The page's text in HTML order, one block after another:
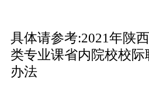
具体请参考:2021年陕
类专业课省内院校校
办法